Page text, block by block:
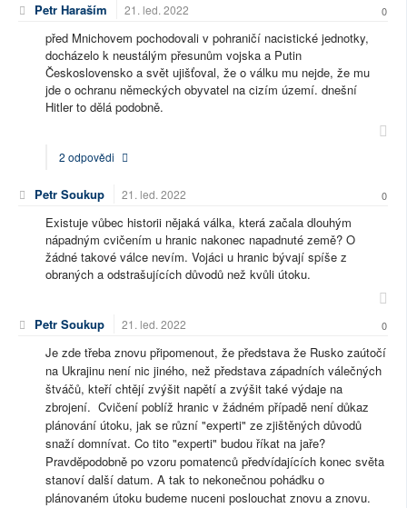
Petr Haraším 21. led. 2022 0
před Mnichovem pochodovali v pohraničí nacistické jednotky,
docházelo k neustálým přesunům vojska a Putin
Československo a svět ujišťoval, že o válku mu nejde, že mu
jde o ochranu německých obyvatel na cizím území. dnešní
Hitler to dělá podobně.
2 odpovědi
Petr Soukup 21. led. 2022 0
Existuje vůbec historii nějaká válka, která začala dlouhým
nápadným cvičením u hranic nakonec napadnuté země? O
žádné takové válce nevím. Vojáci u hranic bývají spíše z
obraných a odstrašujících důvodů než kvůli útoku.
Petr Soukup 21. led. 2022 0
Je zde třeba znovu připomenout, že představa že Rusko zaútočí
na Ukrajinu není nic jiného, než představa západních válečných
štváčů, kteří chtějí zvýšit napětí a zvýšit také výdaje na
zbrojení. Cvičení poblíž hranic v žádném případě není důkaz
plánování útoku, jak se různí "experti" ze zjištěných důvodů
snaží domnívat. Co tito "experti" budou říkat na jaře?
Pravděpodobně po vzoru pomatenců předvídajících konec světa
stanoví další datum. A tak to nekonečnou pohádku o
plánovaném útoku budeme nuceni poslouchat znovu a znovu.